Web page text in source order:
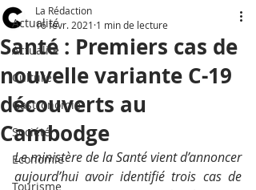
Actualité
Actualité
Culture
Gastronomie
Société
Economie
Tourisme
Santé : Premiers cas de
nouvelle variante C-19
découverts au
Cambodge
La Rédaction
16 févr. 2021 1 min de lecture
Le ministère de la Santé vient d’annoncer
aujourd’hui avoir identifié trois cas de